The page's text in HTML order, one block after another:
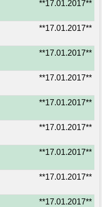
**17.01.2017**
**17.01.2017**
**17.01.2017**
**17.01.2017**
**17.01.2017**
**17.01.2017**
**17.01.2017**
**17.01.2017**
**17.01.2017**